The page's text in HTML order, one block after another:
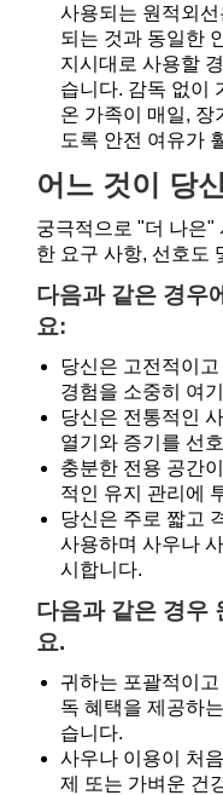
사용되는 원적외
되는 것과 동일한
지시대로 사용할
습니다. 감독 없이
온 가족이 매일, 장
도록 안전 여유가
어느 것이 당
궁극적으로 "더 나은"
한 요구 사항, 선호도
다음과 같은 경우
요:
당신은 고전적이
경험을 소중히 여
당신은 전통적인
열기와 증기를 선
충분한 전용 공간
적인 유지 관리에
당신은 주로 짧고
사용하며 사우나
시합니다.
다음과 같은 경우
요.
귀하는 포괄적이
독 혜택을 제공하
습니다.
사우나 이용이 처
제 또는 가벼운 건